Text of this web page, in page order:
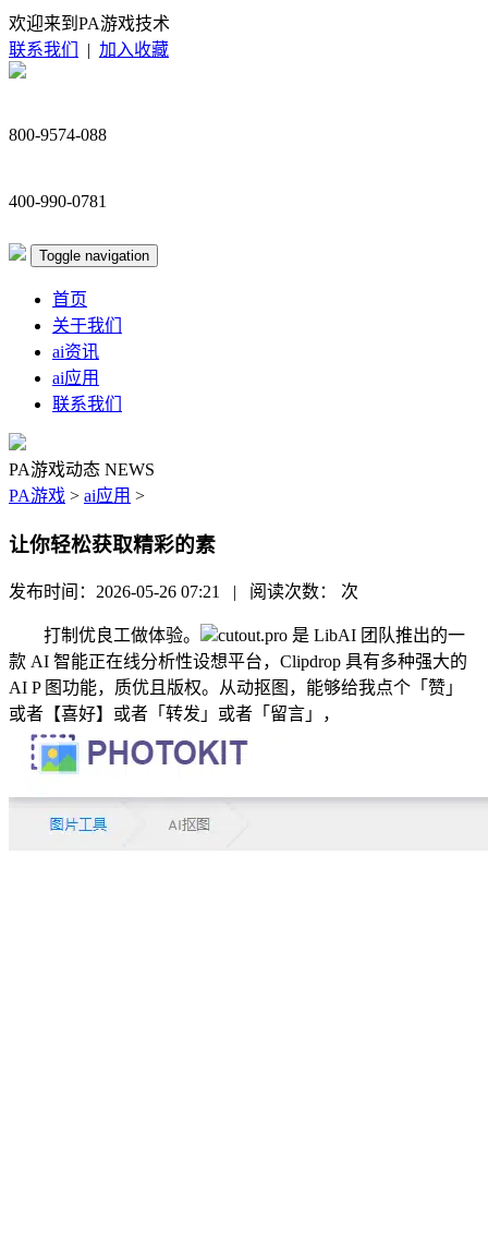
欢迎来到PA游戏技术
联系我们
| 加入收藏
800-9574-088
400-990-0781
Toggle navigation
首页
关于我们
ai资讯
ai应用
联系我们
PA游戏动态 NEWS
PA游戏 > ai应用 >
让你轻松获取精彩的素
发布时间：2026-05-26 07:21 | 阅读次数： 次
打制优良工做体验。
cutout.pro 是 LibAI 团队推出的一
款 AI 智能正在线分析性设想平台，Clipdrop 具有多种强大的
AI P 图功能，质优且版权。从动抠图，能够给我点个「赞」
或者【喜好】或者「转发」或者「留言」，